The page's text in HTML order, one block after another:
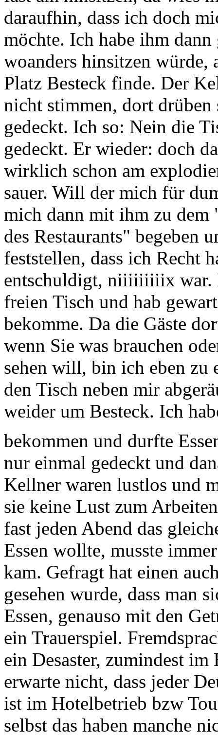
daraufhin, dass ich doch
möchte. Ich habe ihm dann
woanders hinsitzen würde,
Platz Besteck finde. Der
nicht stimmen, dort
gedeckt. Ich so: Nein die
gedeckt. Er wieder: doch
wirklich schon am
sauer. Will der mich für
mich dann mit ihm zu dem
des Restaurants" begeben
feststellen, dass ich Recht
entschuldigt, niiiiiiiiix war.
freien Tisch und hab
bekomme. Da die Gäste
wenn Sie was brauchen
sehen will, bin ich eben zu
den Tisch neben mir
weider um Besteck. Ich
bekommen und durfte
nur einmal gedeckt und
Kellner waren lustlos und
sie keine Lust zum
fast jeden Abend das
Essen wollte, musste
kam. Gefragt hat einen
gesehen wurde, dass man
Essen, genauso mit den
ein Trauerspiel.
ein Desaster, zumindest im
erwarte nicht, dass jeder
ist im Hotelbetrieb bzw
selbst das haben manche